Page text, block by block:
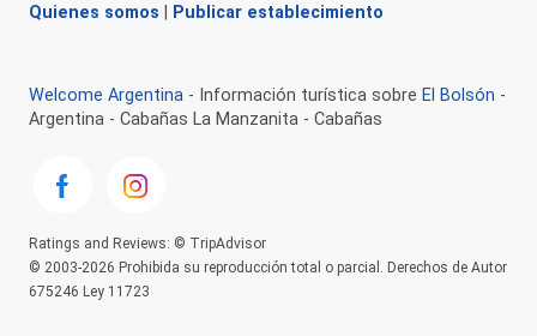
Quienes somos Publicar establecimiento
Welcome Argentina - Información turística sobre El Bolsón -
Argentina - Cabañas La Manzanita - Cabañas
Ratings and Reviews: © TripAdvisor
© 2003-2026 Prohibida su reproducción total o parcial. Derechos de Autor
675246 Ley 11723